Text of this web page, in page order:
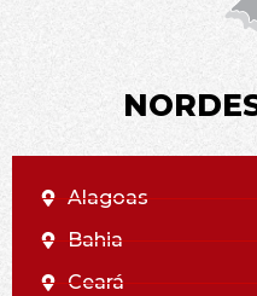
Alagoas
Bahia
Ceará